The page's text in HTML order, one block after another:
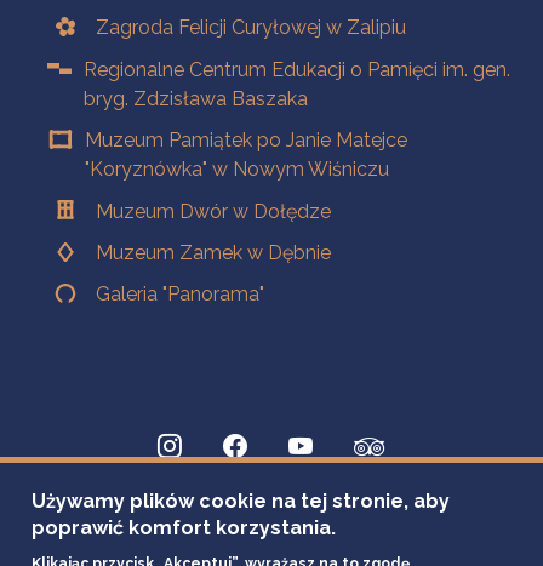
Zagroda Felicji Curyłowej w Zalipiu
Regionalne Centrum Edukacji o Pamięci im. gen.
bryg. Zdzisława Baszaka
Muzeum Pamiątek po Janie Matejce
"Koryznówka" w Nowym Wiśniczu
Muzeum Dwór w Dołędze
Muzeum Zamek w Dębnie
Galeria "Panorama"
Używamy plików cookie na tej stronie, aby
poprawić komfort korzystania.